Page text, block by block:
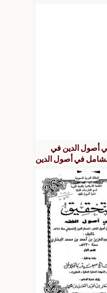
أصول الدين في
في أصول الدين